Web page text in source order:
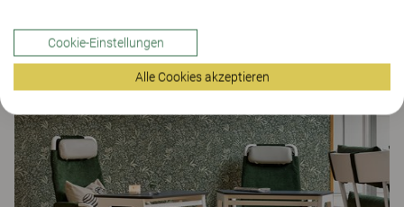
zertifiziert.
Cookie-Einstellungen
Alle Cookies akzeptieren